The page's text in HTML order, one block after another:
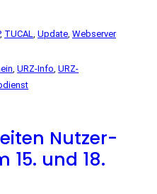
, TUCAL, Update, Webserver
, URZ-Info, URZ-
Nutzer-
15. und 18.